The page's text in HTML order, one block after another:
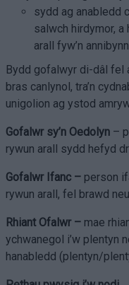
sydd ag anabledd
salwch hirdymor, a
arall fyw’n
Bydd gofalwyr di-dâl fel
bras canlynol, tra’n
unigolion ag ystod
Gofalwr sy’n Oedolyn –
rywun arall sydd hefyd
Gofalwr Ifanc – person
rywun arall, fel brawd
Rhiant Ofalwr – mae
ychwanegol i’w plentyn
hanabledd (plentyn/